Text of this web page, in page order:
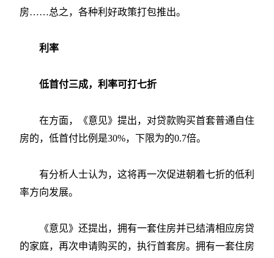
房……总之，各种利好政策打包推出。
利率
低首付三成，利率可打七折
在方面，《意见》提出，对贷款购买首套普通自住
房的，低首付比例是30%，下限为的0.7倍。
有分析人士认为，这将再一次促进朝着七折的低利
率方向发展。
《意见》还提出，拥有一套住房并已结清相应房贷
的家庭，再次申请购买的，执行首套房。拥有一套住房